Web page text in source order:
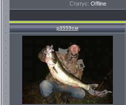
Статус: Offline
р3559см